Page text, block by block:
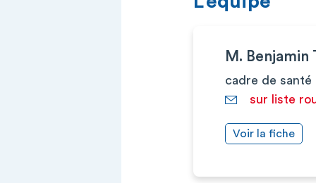
M. Benjamin
cadre de santé
sur liste
Voir la fiche